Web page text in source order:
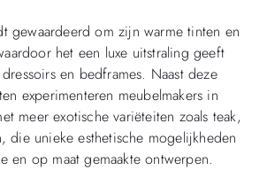
gewaardeerd om zijn warme tinten en
het een luxe uitstraling geeft
en bedframes. Naast deze
experimenteren meubelmakers in
meer exotische variëteiten zoals teak,
die unieke esthetische mogelijkheden
en op maat gemaakte ontwerpen.